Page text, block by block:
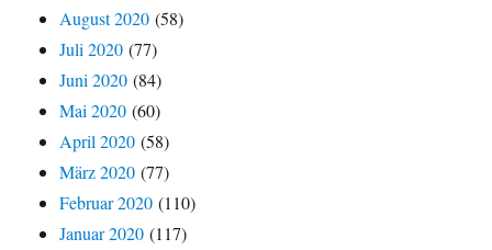
August 2020 (58)
Juli 2020 (77)
Juni 2020 (84)
Mai 2020 (60)
April 2020 (58)
März 2020 (77)
Februar 2020 (110)
Januar 2020 (117)